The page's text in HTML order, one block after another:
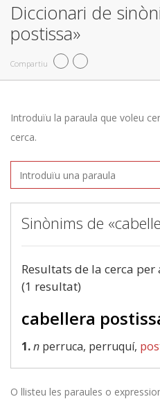
Diccionari de
postissa»
Compartiu
Introduïu la paraula que voleu
cerca.
Sinònims de
Resultats de la cerca per
(1 resultat)
cabellera
1.n perruca, perruquí,
O llisteu les paraules o